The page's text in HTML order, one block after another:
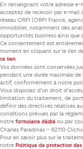
En renseignant votre adresse e-
acceptez de recevoir par e-mail
réseau ORPI (ORPI France,
immobilier, notamment des
opportunités business ainsi que
Ce consentement est
moment en cliquant sur le lien
ce lien.
Vos données sont conservées
pendant une durée maximale
actif, conformément à notre
Vous disposez d’un droit
limitation du traitement, de
définir des directives relatives
conditions prévues par la
notre formulaire dédié ou par
Charles Paradinas – 92110 Clichy.
Pour en savoir plus sur le
notre Politique de protection des